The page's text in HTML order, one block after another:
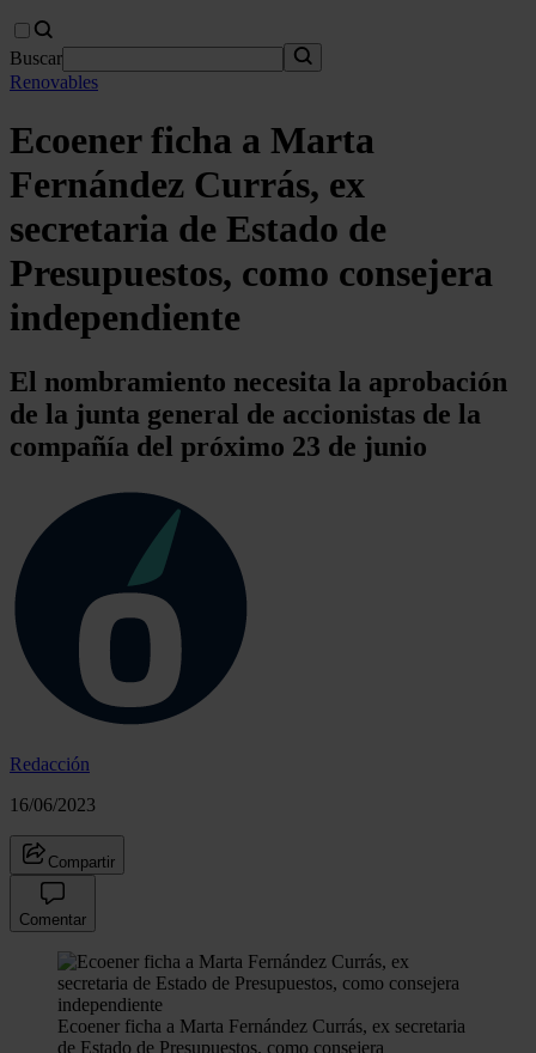
Buscar
Renovables
Ecoener ficha a Marta
Fernández Currás, ex
secretaria de Estado de
Presupuestos, como consejera
independiente
El nombramiento necesita la aprobación
de la junta general de accionistas de la
compañía del próximo 23 de junio
Redacción
16/06/2023
Compartir
Comentar
Ecoener ficha a Marta Fernández Currás, ex secretaria
de Estado de Presupuestos, como consejera